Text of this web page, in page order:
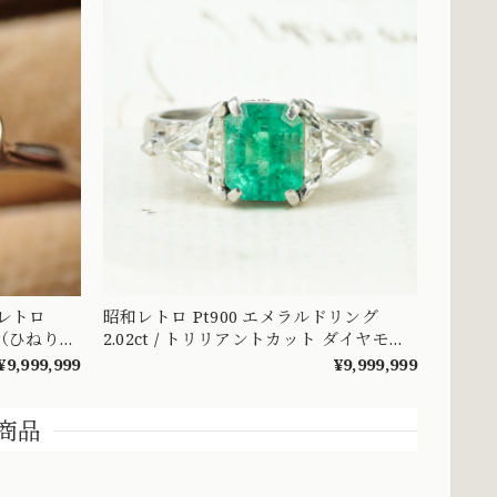
トロ
ひねり
した可
昭和レトロ Pt900 エメラルドリング
2.02ct / トリリアントカット ダイヤモン
ド 1.28ct ヴィンテージジュエリー ～顔
OKR00238
¥9,999,999
品